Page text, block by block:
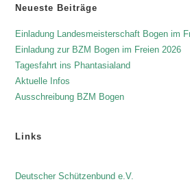
Neueste Beiträge
Einladung Landesmeisterschaft Bogen im
Einladung zur BZM Bogen im Freien 2026
Tagesfahrt ins Phantasialand
Aktuelle Infos
Ausschreibung BZM Bogen
Links
Deutscher Schützenbund e.V.